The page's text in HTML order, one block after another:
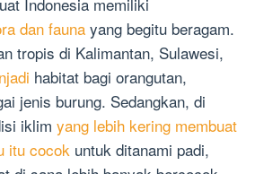
dan fauna yang begitu beragam.
tropis di Kalimantan, Sulawesi,
habitat bagi orangutan,
jenis burung. Sedangkan, di
iklim yang lebih kering membuat
itu cocok untuk ditanami padi,